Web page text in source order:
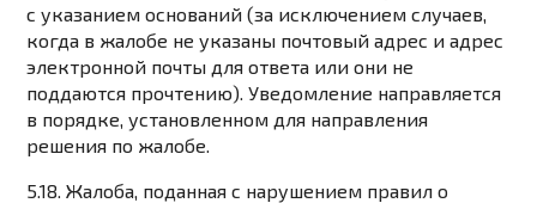
с указанием оснований (за исключением случаев,
когда в жалобе не указаны почтовый адрес и адрес
электронной почты для ответа или они не
поддаются прочтению). Уведомление направляется
в порядке, установленном для направления
решения по жалобе.
5.18. Жалоба, поданная с нарушением правил о